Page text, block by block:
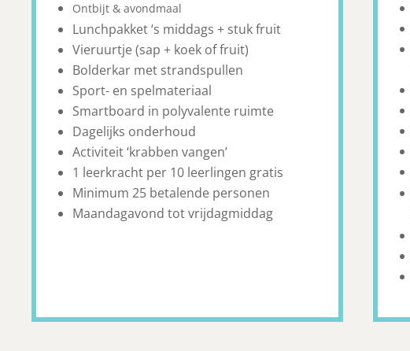
Ontbijt & avondmaal
Lunchpakket ‘s middags + stuk fruit
Vieruurtje (sap + koek of fruit)
Bolderkar met strandspullen
Sport- en spelmateriaal
Smartboard in polyvalente ruimte
Dagelijks onderhoud
Activiteit ‘krabben vangen’
1 leerkracht per 10 leerlingen gratis
Minimum 25 betalende personen
Maandagavond tot vrijdagmiddag